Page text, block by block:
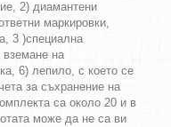
2) диамантени
маркировки,
3 )специална
вземане на
6) лепило, с което се
за съхранение на
са около 20 и в
може да не са ви